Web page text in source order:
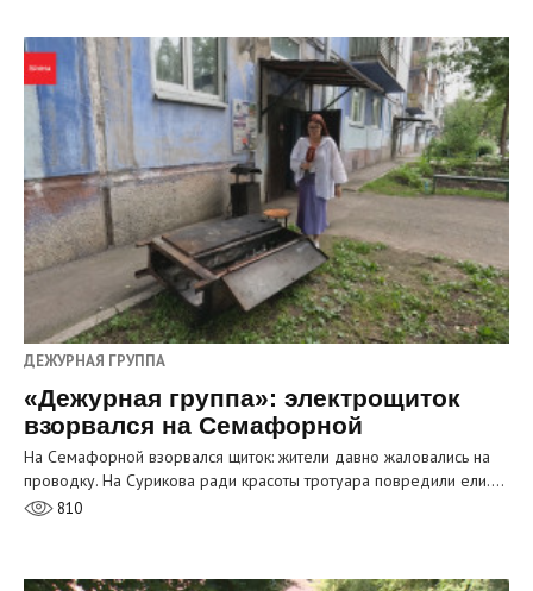
ДЕЖУРНАЯ ГРУППА
«Дежурная группа»: электрощиток
взорвался на Семафорной
На Семафорной взорвался щиток: жители давно жаловались на
проводку. На Сурикова ради красоты тротуара повредили ели.…
810